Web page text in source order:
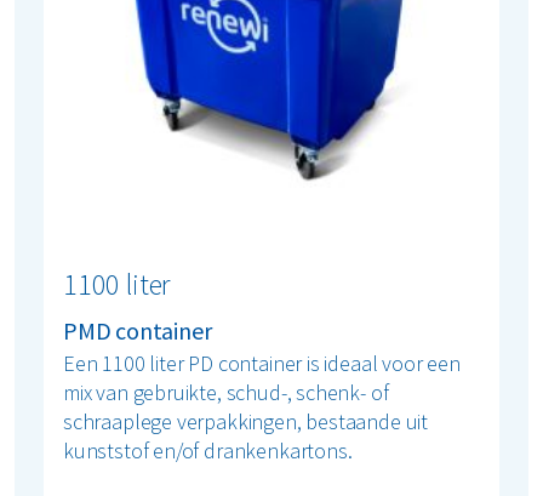
1100 liter
PMD container
Een 1100 liter PD container is ideaal voor een
mix van gebruikte, schud-, schenk- of
schraaplege verpakkingen, bestaande uit
kunststof en/of drankenkartons.